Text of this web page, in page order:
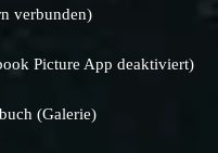
verbunden)
Picture App deaktiviert)
(Galerie)